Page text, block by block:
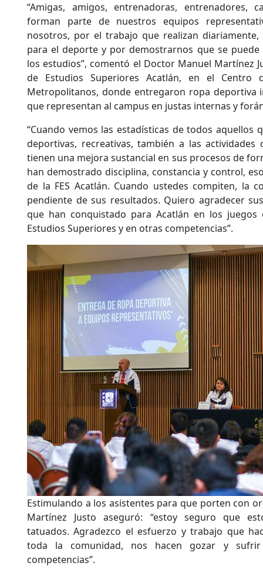
“Amigas, amigos, entrenadoras, entrenadores,
forman parte de nuestros equipos
nosotros, por el trabajo que realizan
para el deporte y por demostrarnos que se
los estudios”, comentó el Doctor Manuel Martínez
de Estudios Superiores Acatlán, en el Centro
Metropolitanos, donde entregaron ropa deportiva
que representan al campus en justas internas y
“Cuando vemos las estadísticas de todos aquellos
deportivas, recreativas, también a las actividades
tienen una mejora sustancial en sus procesos de
han demostrado disciplina, constancia y control,
de la FES Acatlán. Cuando ustedes compiten, la
pendiente de sus resultados. Quiero agradecer
que han conquistado para Acatlán en los juegos
Estudios Superiores y en otras competencias”.
Estimulando a los asistentes para que porten con
Martínez Justo aseguró: “estoy seguro que
tatuados. Agradezco el esfuerzo y trabajo que
toda la comunidad, nos hacen gozar y
competencias”.